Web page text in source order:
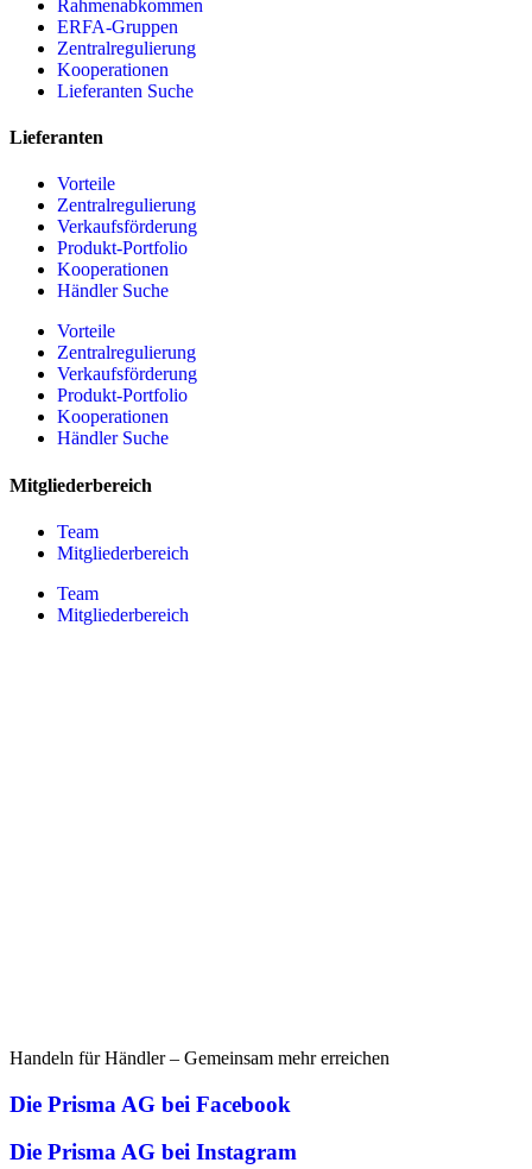
Rahmenabkommen
ERFA-Gruppen
Zentralregulierung
Kooperationen
Lieferanten Suche
Lieferanten
Vorteile
Zentralregulierung
Verkaufsförderung
Produkt-Portfolio
Kooperationen
Händler Suche
Vorteile
Zentralregulierung
Verkaufsförderung
Produkt-Portfolio
Kooperationen
Händler Suche
Mitgliederbereich
Team
Mitgliederbereich
Team
Mitgliederbereich
Handeln für Händler – Gemeinsam mehr erreichen
Die Prisma AG bei Facebook
Die Prisma AG bei Instagram